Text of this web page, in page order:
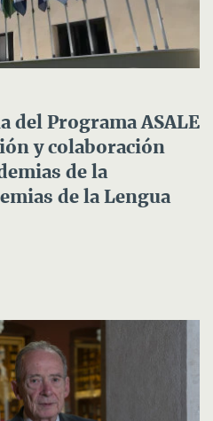
del Programa ASALE
y colaboración
de la
de la Lengua